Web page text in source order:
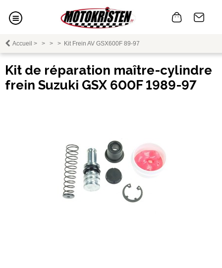
Accueil > > > > Kit Frein AV GSX600F 89-97
Kit de réparation maître-cylindre
frein Suzuki GSX 600F 1989-97